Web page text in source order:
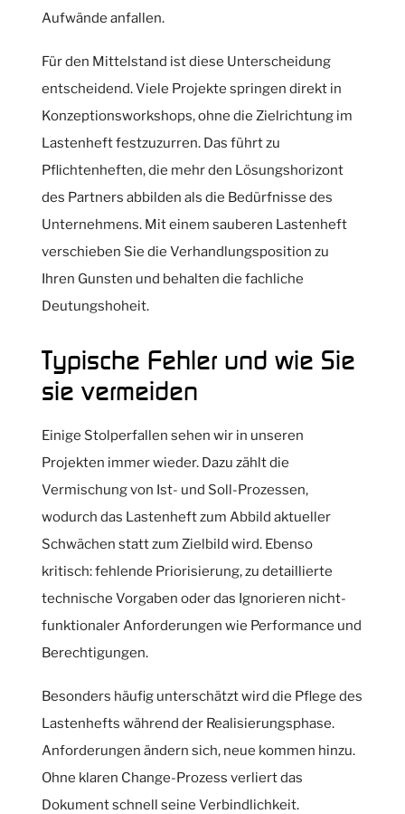
Aufwände anfallen.
Für den Mittelstand ist diese Unterscheidung
entscheidend. Viele Projekte springen direkt in
Konzeptionsworkshops, ohne die Zielrichtung im
Lastenheft festzuzurren. Das führt zu
Pflichtenheften, die mehr den Lösungshorizont
des Partners abbilden als die Bedürfnisse des
Unternehmens. Mit einem sauberen Lastenheft
verschieben Sie die Verhandlungsposition zu
Ihren Gunsten und behalten die fachliche
Deutungshoheit.
Typische Fehler und wie Sie
sie vermeiden
Einige Stolperfallen sehen wir in unseren
Projekten immer wieder. Dazu zählt die
Vermischung von Ist- und Soll-Prozessen,
wodurch das Lastenheft zum Abbild aktueller
Schwächen statt zum Zielbild wird. Ebenso
kritisch: fehlende Priorisierung, zu detaillierte
technische Vorgaben oder das Ignorieren nicht-
funktionaler Anforderungen wie Performance und
Berechtigungen.
Besonders häufig unterschätzt wird die Pflege des
Lastenhefts während der Realisierungsphase.
Anforderungen ändern sich, neue kommen hinzu.
Ohne klaren Change-Prozess verliert das
Dokument schnell seine Verbindlichkeit.